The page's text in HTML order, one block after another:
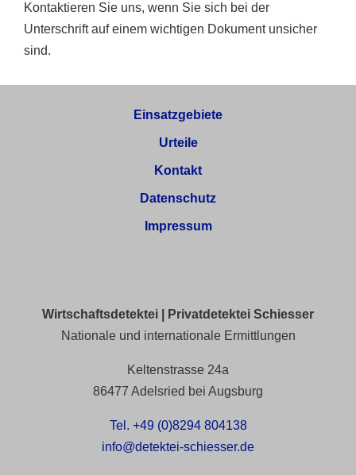
Kontaktieren Sie uns, wenn Sie sich bei der
Unterschrift auf einem wichtigen Dokument unsicher
sind.
Einsatzgebiete
Urteile
Kontakt
Datenschutz
Impressum
Wirtschaftsdetektei | Privatdetektei Schiesser
Nationale und internationale Ermittlungen
Keltenstrasse 24a
86477 Adelsried bei Augsburg
Tel. +49 (0)8294 804138
info@detektei-schiesser.de